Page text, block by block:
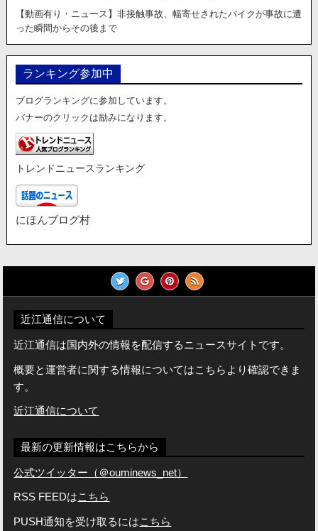
【動画有り・ニュース】非接触事故、幅寄せされたバイクが事故に遭
った瞬間からその後まで
ランキング参加中
ブログランキングに参加しています。
バナーのクリックは励みになります。
トレンドニュースランキング
にほんブログ村
近江通信について
近江通信は国内外の情報を配信するニュースサイトです。
概要と運営者に関する情報についてはこちらより確認できま
す。
近江通信について
最新の更新情報はこちらから
公式ツイッター（＠ouminews_net）
RSS FEEDはこちら
PUSH通知を受け取るにはこちら